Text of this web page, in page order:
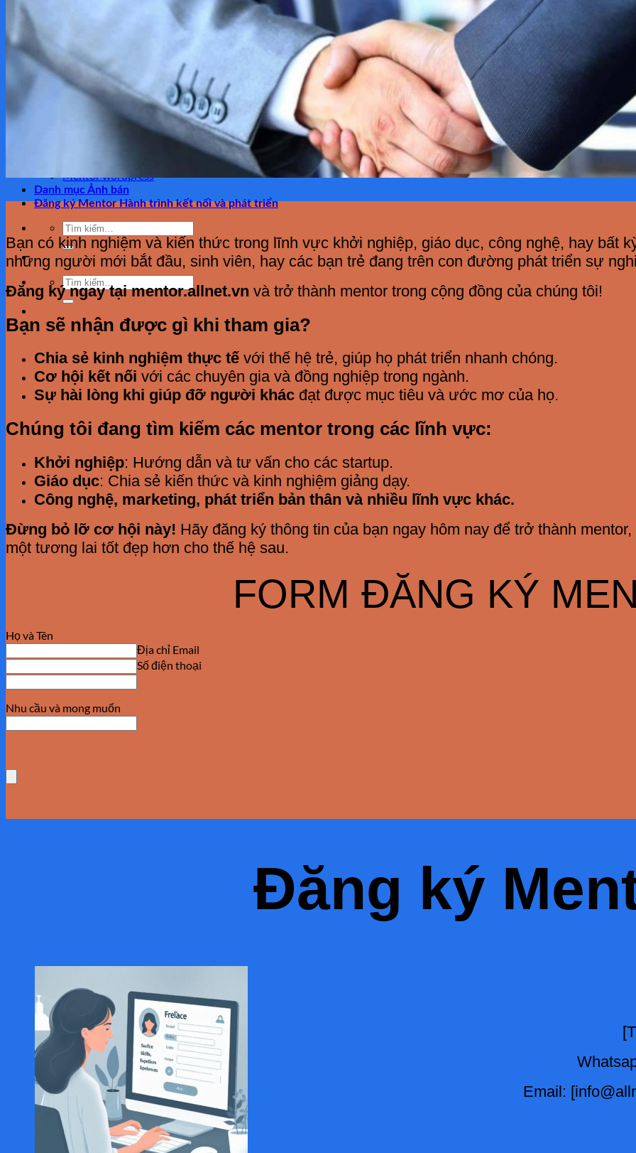
Du học hàn quốc Korea
Du học nhật bản Hàn Quốc Korea
Du học nhật bản Japan
Coaching học sinh
Coaching sinh viên
Fix error wordpress website
Automatically generated for you
Mentor wordpress
Danh mục Ảnh bán
Đăng ký Mentor Hành trình kết nối và phát triển
Tìm
kiếm:
Tìm
kiếm:
Bạn có kinh nghiệm và kiến thức trong lĩnh vực khởi nghiệp, giáo dục, công nghệ, hay bất
những người mới bắt đầu, sinh viên, hay các bạn trẻ đang trên con đường phát triển sự
Đăng ký ngay tạimentor.allnet.vn và trở thành mentor trong cộng đồng của chúng tôi!
Bạn sẽ nhận được gì khi tham gia?
Chia sẻ kinh nghiệm thực tế với thế hệ trẻ, giúp họ phát triển nhanh chóng.
Cơ hội kết nối với các chuyên gia và đồng nghiệp trong ngành.
Sự hài lòng khi giúp đỡ người khác đạt được mục tiêu và ước mơ của họ.
Chúng tôi đang tìm kiếm các mentor trong các lĩnh vực:
Khởi nghiệp: Hướng dẫn và tư vấn cho các startup.
Giáo dục: Chia sẻ kiến thức và kinh nghiệm giảng dạy.
Công nghệ, marketing, phát triển bản thân và nhiều lĩnh vực khác.
Đừng bỏ lỡ cơ hội này! Hãy đăng ký thông tin của bạn ngay hôm nay để trở thành
một tương lai tốt đẹp hơn cho thế hệ sau.
FORM ĐĂNG KÝ
Họ và Tên
Địa chỉ Email
Số điện thoại
Nhu cầu và mong muốn
Đăng ký
Email: